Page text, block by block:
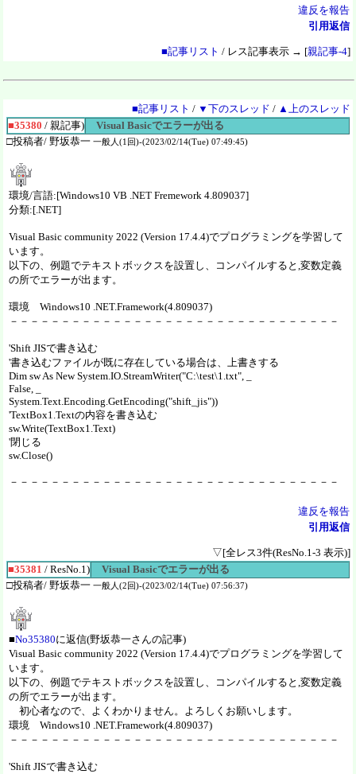
違反を報告
引用返信
■記事リスト / レス記事表示 → [親記事-4]
■記事リスト / ▼下のスレッド / ▲上のスレッド
■35380 / 親記事)
Visual Basicでエラーが出る
□投稿者/ 野坂恭一 一般人(1回)-(2023/02/14(Tue) 07:49:45)
環境/言語:[Windows10 VB .NET Fremework 4.809037]
分類:[.NET]
Visual Basic community 2022 (Version 17.4.4)でプログラミングを学習して
います。
以下の、例題でテキストボックスを設置し、コンパイルすると,変数定義
の所でエラーが出ます。
環境 Windows10 .NET.Framework(4.809037)
－－－－－－－－－－－－－－－－－－－－－－－－－－－－－－－－
'Shift JISで書き込む
'書き込むファイルが既に存在している場合は、上書きする
Dim sw As New System.IO.StreamWriter("C:\test\1.txt", _
False, _
System.Text.Encoding.GetEncoding("shift_jis"))
'TextBox1.Textの内容を書き込む
sw.Write(TextBox1.Text)
'閉じる
sw.Close()
－－－－－－－－－－－－－－－－－－－－－－－－－－－－－－－－
違反を報告
引用返信
▽[全レス3件(ResNo.1-3 表示)]
■35381 / ResNo.1)
Visual Basicでエラーが出る
□投稿者/ 野坂恭一 一般人(2回)-(2023/02/14(Tue) 07:56:37)
■No35380に返信(野坂恭一さんの記事)
Visual Basic community 2022 (Version 17.4.4)でプログラミングを学習して
います。
以下の、例題でテキストボックスを設置し、コンパイルすると,変数定義
の所でエラーが出ます。
初心者なので、よくわかりません。よろしくお願いします。
環境 Windows10 .NET.Framework(4.809037)
－－－－－－－－－－－－－－－－－－－－－－－－－－－－－－－－
'Shift JISで書き込む